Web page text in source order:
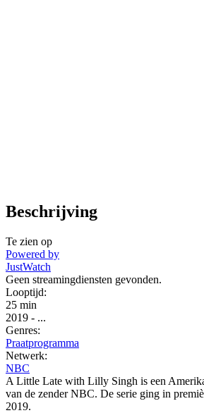
Beschrijving
Te zien op
Powered by
JustWatch
Geen streamingdiensten gevonden.
Looptijd:
25 min
2019 - ...
Genres:
Praatprogramma
Netwerk:
NBC
A Little Late with Lilly Singh is een
van de zender NBC. De serie ging in
2019.